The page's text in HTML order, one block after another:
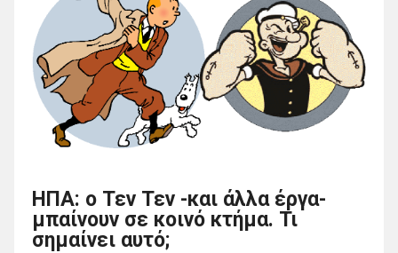
ΗΠΑ: ο Τεν Τεν -και άλλα έργα-
μπαίνουν σε κοινό κτήμα. Τι
σημαίνει αυτό;